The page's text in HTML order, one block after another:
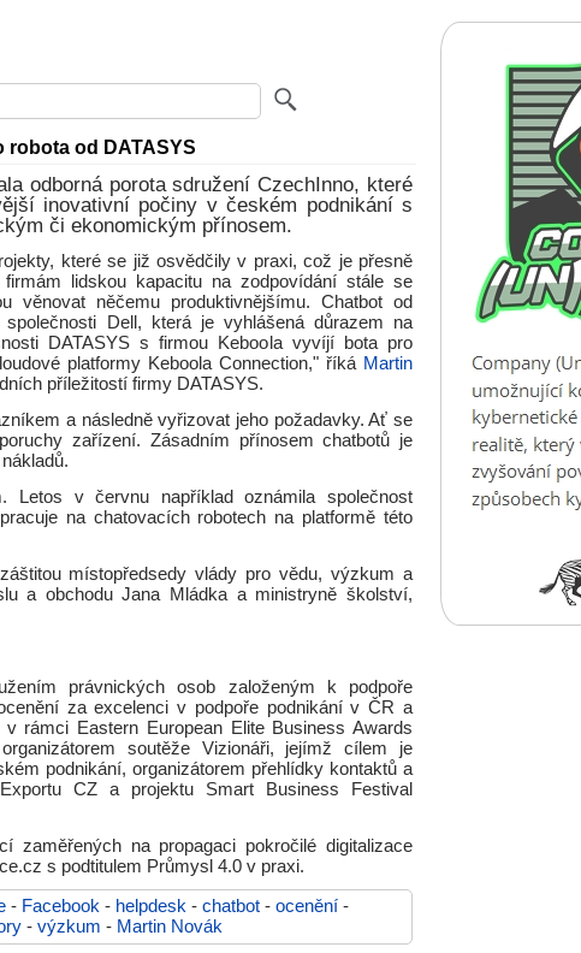
robota od DATASYS
odborná porota sdružení CzechInno, které
inovativní počiny v českém podnikání s
či ekonomickým přínosem.
které se již osvědčily v praxi, což je přesně
lidskou kapacitu na zodpovídání stále se
něčemu produktivnějšímu. Chatbot od
Dell, která je vyhlášená důrazem na
DATASYS s firmou Keboola vyvíjí bota pro
platformy Keboola Connection," říká Martin
příležitostí firmy DATASYS.
a následně vyřizovat jeho požadavky. Ať se
zařízení. Zásadním přínosem chatbotů je
Letos v červnu například oznámila společnost
na chatovacích robotech na platformě této
místopředsedy vlády pro vědu, výzkum a
a obchodu Jana Mládka a ministryně školství,
právnických osob založeným k podpoře
za excelenci v podpoře podnikání v ČR a
rámci Eastern European Elite Business Awards
soutěže Vizionáři, jejímž cílem je
podnikání, organizátorem přehlídky kontaktů a
CZ a projektu Smart Business Festival
zaměřených na propagaci pokročilé digitalizace
s podtitulem Průmysl 4.0 v praxi.
- Facebook - helpdesk - chatbot - ocenění -
- výzkum - Martin Novák